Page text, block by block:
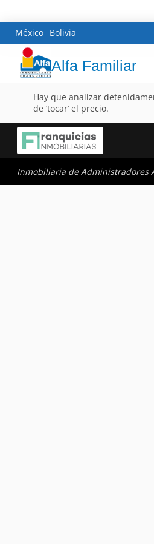
México Bolivia
Alfa Familiar
Hay que analizar
de ‘tocar’ el precio.
Inmobiliaria de Administradores